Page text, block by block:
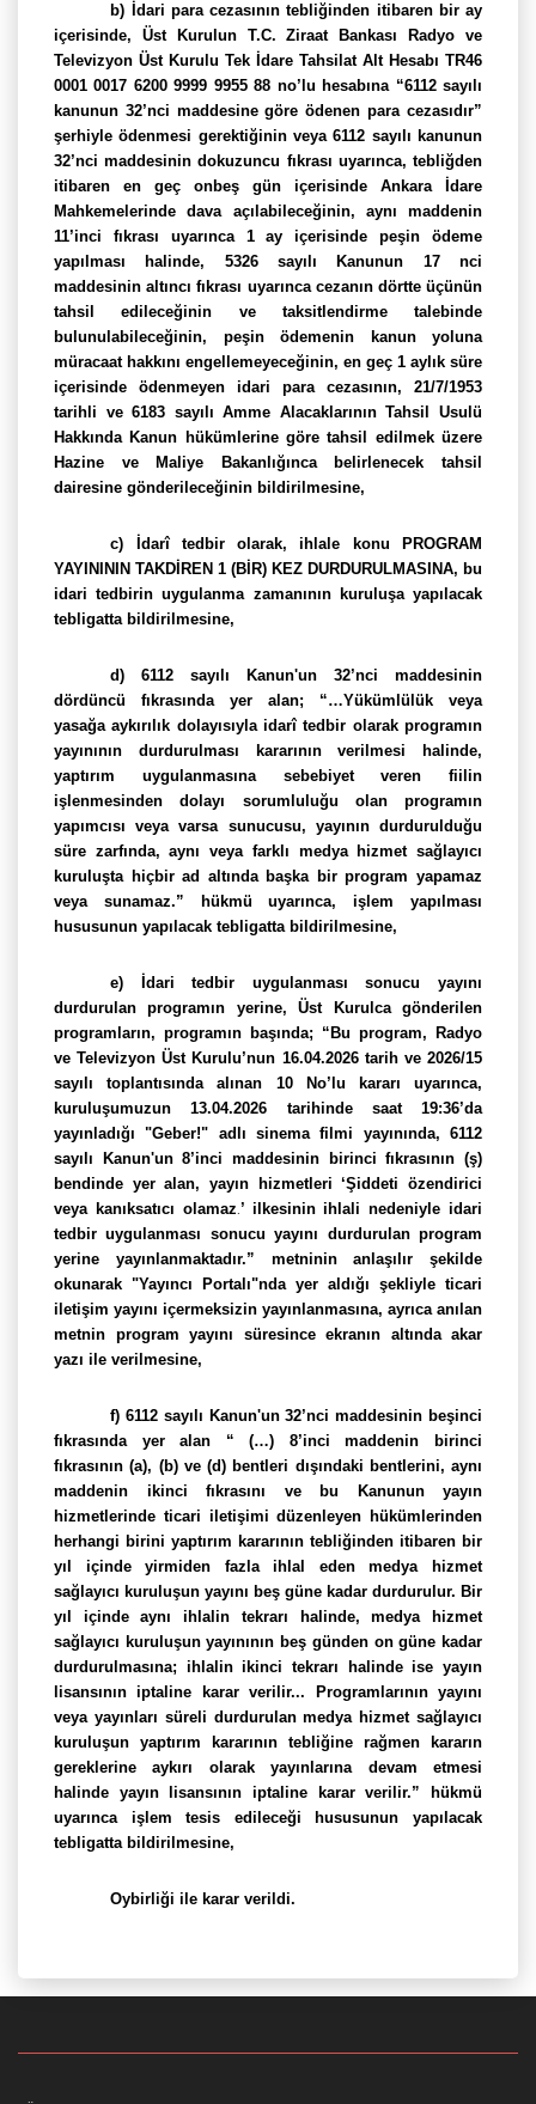
b)
İdari para cezasının tebliğinden itibaren bir ay
içerisinde, Üst Kurulun T.C. Ziraat Bankası Radyo ve
Televizyon Üst Kurulu Tek İdare Tahsilat Alt Hesabı TR46
0001 0017 6200 9999 9955 88 no’lu hesabına “6112 sayılı
kanunun 32’nci maddesine göre ödenen para cezasıdır”
şerhiyle ödenmesi gerektiğinin veya 6112 sayılı kanunun
32’nci maddesinin dokuzuncu fıkrası uyarınca, tebliğden
itibaren en geç onbeş gün içerisinde Ankara İdare
Mahkemelerinde dava açılabileceğinin, aynı maddenin
11’inci fıkrası uyarınca 1 ay içerisinde peşin ödeme
yapılması halinde, 5326 sayılı Kanunun 17 nci
maddesinin altıncı fıkrası uyarınca cezanın dörtte üçünün
tahsil edileceğinin ve taksitlendirme talebinde
bulunulabileceğinin, peşin ödemenin kanun yoluna
müracaat hakkını engellemeyeceğinin, en geç 1 aylık süre
içerisinde ödenmeyen idari para cezasının, 21/7/1953
tarihli ve 6183 sayılı Amme Alacaklarının Tahsil Usulü
Hakkında Kanun hükümlerine göre tahsil edilmek üzere
Hazine ve Maliye Bakanlığınca belirlenecek tahsil
dairesine gönderileceğinin bildirilmesine,
c) İdarî tedbir olarak, ihlale konu PROGRAM
YAYINININ TAKDİREN 1 (BİR) KEZ DURDURULMASINA, bu
idari tedbirin uygulanma zamanının kuruluşa yapılacak
tebligatta bildirilmesine,
d) 6112 sayılı Kanun'un 32’nci maddesinin
dördüncü fıkrasında yer alan; “…Yükümlülük veya
yasağa aykırılık dolayısıyla idarî tedbir olarak programın
yayınının durdurulması kararının verilmesi halinde,
yaptırım uygulanmasına sebebiyet veren fiilin
işlenmesinden dolayı sorumluluğu olan programın
yapımcısı veya varsa sunucusu, yayının durdurulduğu
süre zarfında, aynı veya farklı medya hizmet sağlayıcı
kuruluşta hiçbir ad altında başka bir program yapamaz
veya sunamaz.” hükmü uyarınca,işlem yapılması
hususunun yapılacak tebligatta bildirilmesine,
e) İdari tedbir uygulanması sonucu yayını
durdurulan programın yerine, Üst Kurulca gönderilen
programların, programın başında; “Bu program, Radyo
ve Televizyon Üst Kurulu’nun 16.04.2026 tarih ve 2026/15
sayılı toplantısında alınan 10 No’lu kararı uyarınca,
kuruluşumuzun 13.04.2026 tarihinde saat 19:36’da
yayınladığı "Geber!" adlı sinema filmi yayınında, 6112
sayılı Kanun'un 8’inci maddesinin birinci fıkrasının (ş)
bendinde yer alan, yayın hizmetleri‘Şiddeti özendirici
veya kanıksatıcı olamaz ’ilkesininihlali nedeniyle idari
tedbir uygulanması sonucu yayını durdurulan program
yerine yayınlanmaktadır.” metninin anlaşılır şekilde
okunarak "Yayıncı Portalı"nda yer aldığı şekliyle ticari
iletişim yayını içermeksizin yayınlanmasına, ayrıca anılan
metnin program yayını süresince ekranın altında akar
yazı ile verilmesine,
f) 6112 sayılı Kanun'un 32’nci maddesinin beşinci
fıkrasında yer alan “ (…) 8’inci maddenin birinci
fıkrasının (a), (b) ve (d) bentleri dışındaki bentlerini, aynı
maddenin ikinci fıkrasını ve bu Kanunun yayın
hizmetlerinde ticari iletişimi düzenleyen hükümlerinden
herhangi birini yaptırım kararının tebliğinden itibaren bir
yıl içinde yirmiden fazla ihlal eden medya hizmet
sağlayıcı kuruluşun yayını beş güne kadar durdurulur. Bir
yıl içinde aynı ihlalin tekrarı halinde, medya hizmet
sağlayıcı kuruluşun yayınının beş günden on güne kadar
durdurulmasına; ihlalin ikinci tekrarı halinde ise yayın
lisansının iptaline karar verilir... Programlarının yayını
veya yayınları süreli durdurulan medya hizmet sağlayıcı
kuruluşun yaptırım kararının tebliğine rağmen kararın
gereklerine aykırı olarak yayınlarına devam etmesi
halinde yayın lisansının iptaline karar verilir.” hükmü
uyarınca işlem tesis edileceği hususunun yapılacak
tebligatta bildirilmesine,
Oybirliği ile karar verildi.